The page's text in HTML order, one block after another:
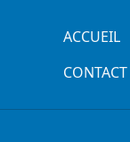
Main
ACCUEIL
CONTACT